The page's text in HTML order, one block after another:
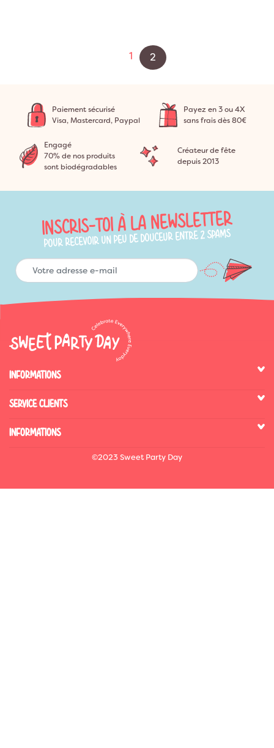
Précédent
1 2
Paiement sécurisé
Visa, Mastercard, Paypal
Payez en 3 ou 4X
sans frais dès 80€
Engagé
70% de nos produits
sont biodégradables
Créateur de fête
depuis 2013
INSCRIS-TOI À LA NEWSLETTER
POUR RECEVOIR UN PEU DE DOUCEUR ENTRE 2 SPAMS
INFORMATIONS
SERVICE CLIENTS
INFORMATIONS
©2023 Sweet Party Day